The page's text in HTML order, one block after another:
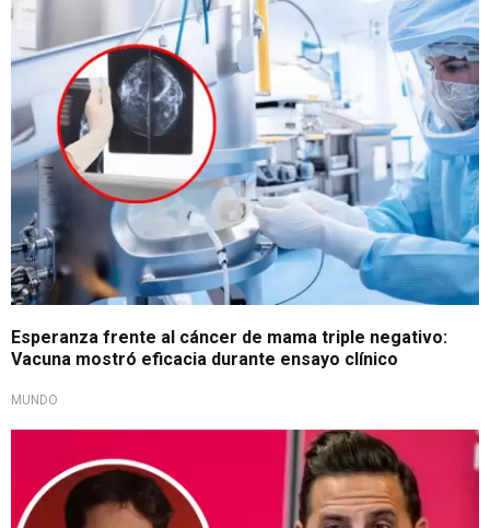
Exitosa fase 1
Esperanza frente al cáncer de mama triple negativo:
Vacuna mostró eficacia durante ensayo clínico
MUNDO